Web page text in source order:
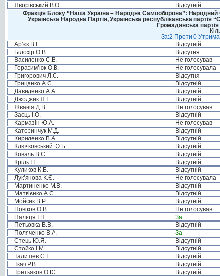
Яворівський В.О.
Відсутній
Фракція Блоку “Наша Україна – Народна Самооборона”: Народний
Українська Народна Партія, Українська республіканська
Громадянська
За:2 Проти:0
Ар’єв В.І.
Відсутній
Білозір О.В.
Відсутня
Василенко С.В.
Не голосував
Герасим’юк О.В.
Не голосувала
Григорович Л.С.
Відсутня
Гриценко А.С.
Відсутній
Давиденко А.А.
Відсутній
Джоджик Я.І.
Відсутній
Жванія Д.В.
Не голосував
Заєць І.О.
Відсутній
Кармазін Ю.А.
Не голосував
Катеринчук М.Д.
Відсутній
Кириленко В.А.
Відсутній
Ключковський Ю.Б.
Відсутній
Коваль В.С.
Відсутній
Кріль І.І.
Відсутній
Куликов К.Б.
Відсутній
Лук’янова К.Є.
Не голосувала
Мартиненко М.В.
Відсутній
Матвієнко А.С.
Відсутній
Мойсик В.Р.
Відсутній
Новіков О.В.
Не голосував
Палиця І.П.
За
Петьовка В.В.
Відсутній
Поляченко В.А.
За
Стець Ю.Я.
Відсутній
Стойко І.М.
Відсутній
Талишев Є.І.
Відсутній
Ткач Р.В.
Відсутній
Третьяков О.Ю.
Відсутній